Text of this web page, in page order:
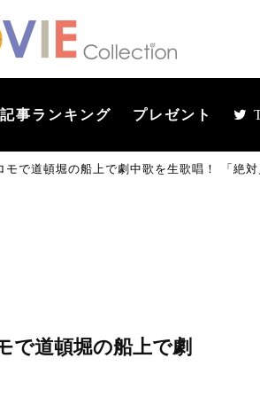
記事ランキング プレゼント
で道頓堀の船上で劇中歌を生歌唱！ 「絶対
で道頓堀の船上で劇